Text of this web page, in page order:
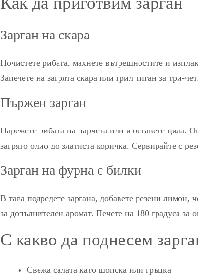
Зарган на скара
Почистете рибата, махнете вътрешностите и
Запечете на загрята скара или грил тиган за три-
Пържен зарган
Нарежете рибата на парчета или я оставете цяла.
загрято олио до златиста коричка. Сервирайте с
Зарган на фурна с билки
В тава подредете заргана, добавете резени
за допълнителен аромат. Печете на 180 градуса
С какво да поднесем
Свежа салата като шопска или гръцка